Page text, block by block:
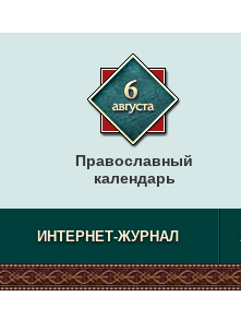
Православный
календарь
ИНТЕРНЕТ-ЖУРНАЛ